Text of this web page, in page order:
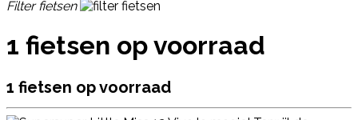
Filter fietsen
1 fietsen op voorraad
1 fietsen op voorraad